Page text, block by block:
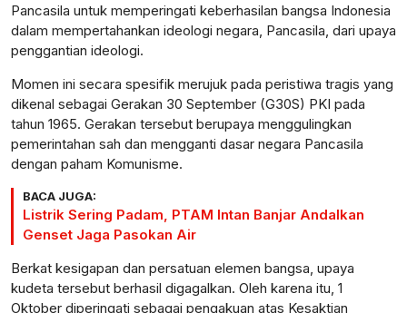
Pancasila untuk memperingati keberhasilan bangsa Indonesia
dalam mempertahankan ideologi negara, Pancasila, dari upaya
penggantian ideologi.
Momen ini secara spesifik merujuk pada peristiwa tragis yang
dikenal sebagai Gerakan 30 September (G30S) PKI pada
tahun 1965. Gerakan tersebut berupaya menggulingkan
pemerintahan sah dan mengganti dasar negara Pancasila
dengan paham Komunisme.
BACA JUGA:
Listrik Sering Padam, PTAM Intan Banjar Andalkan
Genset Jaga Pasokan Air
Berkat kesigapan dan persatuan elemen bangsa, upaya
kudeta tersebut berhasil digagalkan. Oleh karena itu, 1
Oktober diperingati sebagai pengakuan atas Kesaktian